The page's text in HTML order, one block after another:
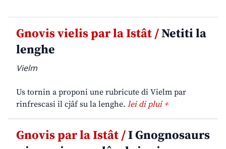
Gnovis vielis par la Istât /Netiti la
lenghe
Vielm
Us tornin a proponi une rubricute di Vielm par
rinfrescasi il cjâf su la lenghe. lei di plui +
Gnovis par la Istât /I Gnognosaurs